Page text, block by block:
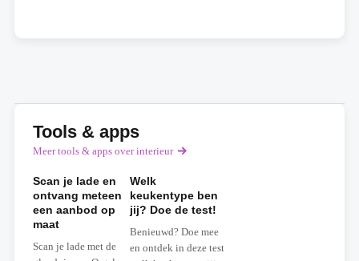
Tools & apps
Meer tools & apps over interieur
Scan je lade en
ontvang meteen
een aanbod op
maat
Scan je lade met de
Welk
keukentype ben
jij? Doe de test!
Benieuwd? Doe mee
en ontdek in deze test